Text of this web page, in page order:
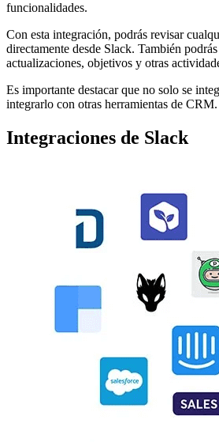
funcionalidades.
Con esta integración, podrás revisar
directamente desde Slack. También
actualizaciones, objetivos y otras
Es importante destacar que no solo se
integrarlo con otras herramientas de CRM.
Integraciones de Slack